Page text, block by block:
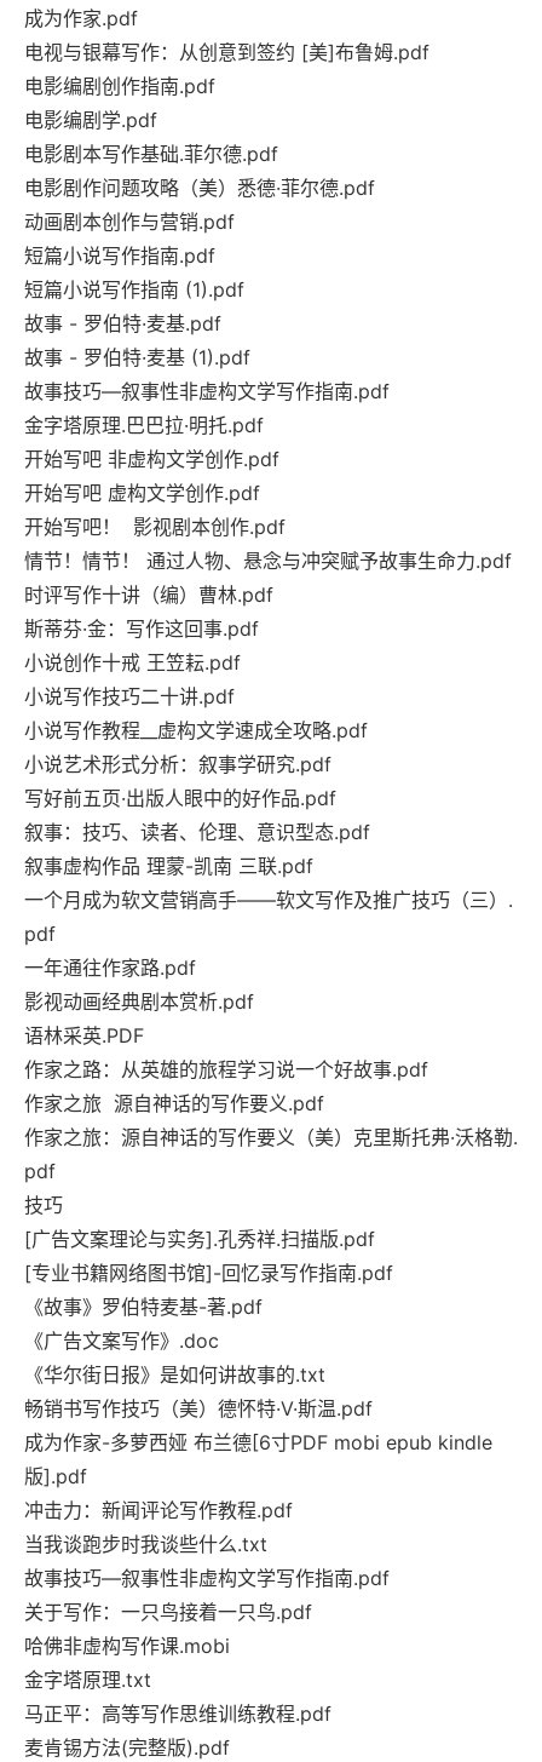
成为作家.pdf
电视与银幕写作：从创意到签约 [美]布鲁姆.pdf
电影编剧创作指南.pdf
电影编剧学.pdf
电影剧本写作基础.菲尔德.pdf
电影剧作问题攻略（美）悉德·菲尔德.pdf
动画剧本创作与营销.pdf
短篇小说写作指南.pdf
短篇小说写作指南 (1).pdf
故事 - 罗伯特·麦基.pdf
故事 - 罗伯特·麦基 (1).pdf
故事技巧—叙事性非虚构文学写作指南.pdf
金字塔原理.巴巴拉·明托.pdf
开始写吧 非虚构文学创作.pdf
开始写吧 虚构文学创作.pdf
开始写吧！ 影视剧本创作.pdf
情节！情节！ 通过人物、悬念与冲突赋予故事生命力.pdf
时评写作十讲（编）曹林.pdf
斯蒂芬·金：写作这回事.pdf
小说创作十戒 王笠耘.pdf
小说写作技巧二十讲.pdf
小说写作教程__虚构文学速成全攻略.pdf
小说艺术形式分析：叙事学研究.pdf
写好前五页·出版人眼中的好作品.pdf
叙事：技巧、读者、伦理、意识型态.pdf
叙事虚构作品 理蒙-凯南 三联.pdf
一个月成为软文营销高手——软文写作及推广技巧（三）.
pdf
一年通往作家路.pdf
影视动画经典剧本赏析.pdf
语林采英.PDF
作家之路：从英雄的旅程学习说一个好故事.pdf
作家之旅 源自神话的写作要义.pdf
作家之旅：源自神话的写作要义（美）克里斯托弗·沃格勒.
pdf
技巧
[广告文案理论与实务].孔秀祥.扫描版.pdf
[专业书籍网络图书馆]-回忆录写作指南.pdf
《故事》罗伯特麦基-著.pdf
《广告文案写作》.doc
《华尔街日报》是如何讲故事的.txt
畅销书写作技巧（美）德怀特·V·斯温.pdf
成为作家-多萝西娅 布兰德[6寸PDF mobi epub kindle
版].pdf
冲击力：新闻评论写作教程.pdf
当我谈跑步时我谈些什么.txt
故事技巧—叙事性非虚构文学写作指南.pdf
关于写作：一只鸟接着一只鸟.pdf
哈佛非虚构写作课.mobi
金字塔原理.txt
马正平：高等写作思维训练教程.pdf
麦肯锡方法(完整版).pdf